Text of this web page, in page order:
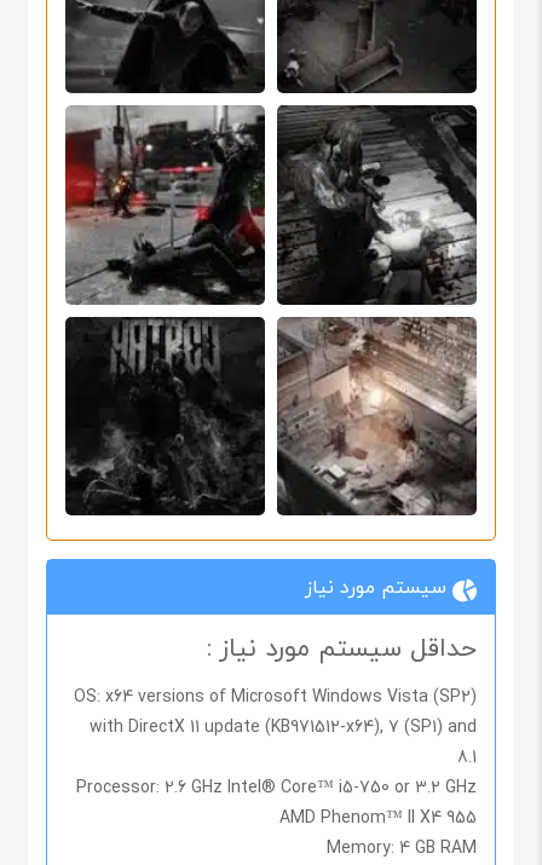
سیستم مورد نیاز
حداقل سیستم مورد نیاز :
OS: x64 versions of Microsoft Windows Vista (SP2)
with DirectX 11 update (KB971512-x64), 7 (SP1) and
8.1
Processor: 2.6 GHz Intel® Core™ i5-750 or 3.2 GHz
AMD Phenom™ II X4 955
Memory: 4 GB RAM